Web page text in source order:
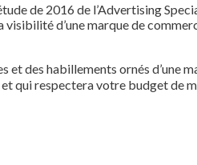
de 2016 de l’Advertising
d’une marque de
des habillements ornés d’une
qui respectera votre budget de